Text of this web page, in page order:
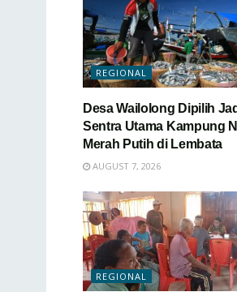
REGIONAL
Desa Wailolong Dipilih
Sentra Utama Kampung
Merah Putih di Lembata
AUGUST 7, 2026
REGIONAL